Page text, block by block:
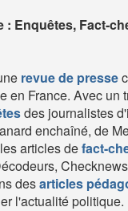
: Enquêtes, Fact-
revue de presse
en France. Avec un
des journalistes
enchaîné, de
articles defact-
desarticles
l'actualité politique.